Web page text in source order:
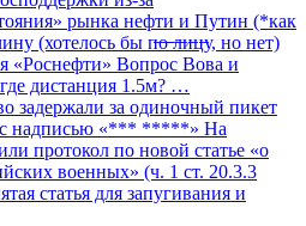
рынка нефти и Путин (*как
(хотелось бы п̶о̶ ̶л̶и̶ц̶у, но нет)
«Роснефти» Вопрос Вова и
дистанция 1.5м? …
задержали за одиночный пикет
надписью «*** *****» На
протокол по новой статье «о
военных» (ч. 1 ст. 20.3.3
статья для запугивания и